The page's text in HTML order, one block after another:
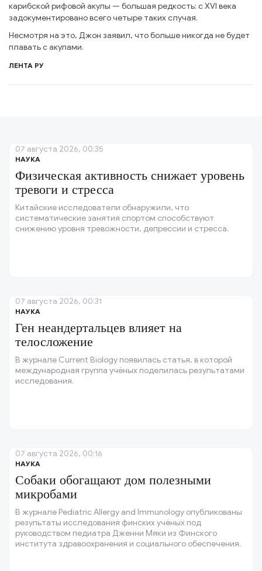
карибской рифовой акулы — большая редкость: с XVI века
задокументировано всего четыре таких случая.
Несмотря на это, Джон заявил, что больше никогда не будет
плавать с акулами.
ЛЕНТА РУ
НАУКА
Физическая активность снижает уровень
тревоги и стресса
Китайские исследователи обнаружили, что
систематические занятия спортом способствуют
снижению уровня тревожности, депрессии и стресса.
07 августа 2026, 00:35
НАУКА
Ген неандертальцев влияет на
телосложение
В журнале Current Biology появилась статья, в которой
международная группа учёных поделилась результатами
исследования.
07 августа 2026, 00:31
НАУКА
Собаки обогащают дом полезными
микробами
В журнале Pediatric Allergy and Immunology опубликованы
результаты исследования финских учёных под
руководством педиатра Дженни Мяки из Финского
института здравоохранения и социального обеспечения.
07 августа 2026, 00:16